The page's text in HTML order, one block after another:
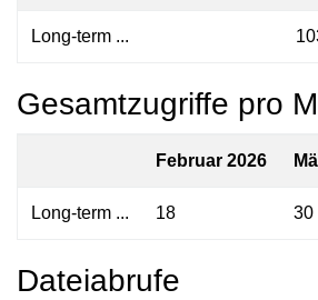
Long-term ...
Gesamtzugriffe pro
Februar 2026
Long-term ... 18 30
Dateiabrufe